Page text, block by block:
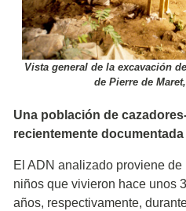
Vista general de la excavación
de Pierre de
Una población de
recientemente documentada
El ADN analizado proviene
niños que vivieron hace unos
años, respectivamente,